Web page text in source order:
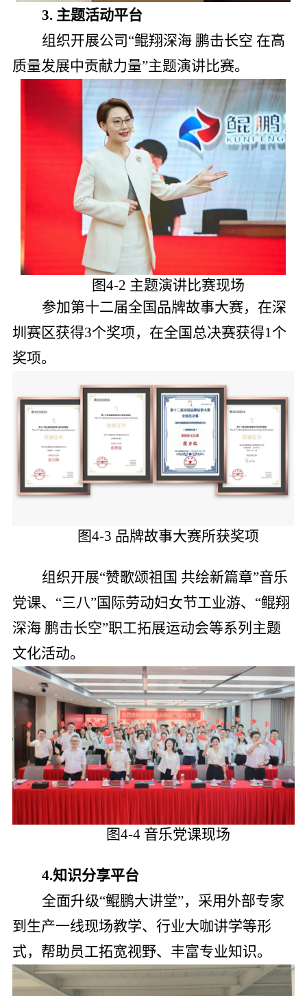
3. 主题活动平台
组织开展公司“鲲翔深海 鹏击长空 在高
质量发展中贡献力量”主题演讲比赛。
图4-2 主题演讲比赛现场
参加第十二届全国品牌故事大赛，在深
圳赛区获得3个奖项，在全国总决赛获得1个
奖项。
图4-3 品牌故事大赛所获奖项
组织开展“赞歌颂祖国 共绘新篇章”音乐
党课、“三八”国际劳动妇女节工业游、“鲲翔
深海 鹏击长空”职工拓展运动会等系列主题
文化活动。
图4-4 音乐党课现场
4.知识分享平台
全面升级“鲲鹏大讲堂”，采用外部专家
到生产一线现场教学、行业大咖讲学等形
式，帮助员工拓宽视野、丰富专业知识。